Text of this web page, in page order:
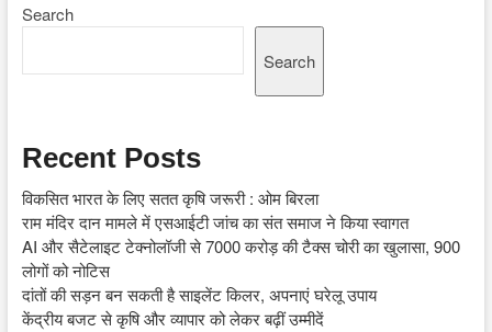
Search
Search
Recent Posts
विकसित भारत के लिए सतत कृषि जरूरी : ओम बिरला
राम मंदिर दान मामले में एसआईटी जांच का संत समाज ने किया स्वागत
AI और सैटेलाइट टेक्नोलॉजी से 7000 करोड़ की टैक्स चोरी का खुलासा, 900
लोगों को नोटिस
दांतों की सड़न बन सकती है साइलेंट किलर, अपनाएं घरेलू उपाय
केंद्रीय बजट से कृषि और व्यापार को लेकर बढ़ीं उम्मीदें